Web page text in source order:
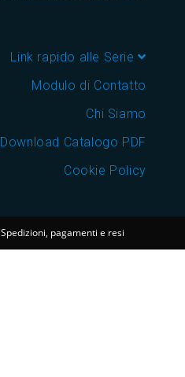
Link rapido alle Serie
Modulo di Contatto
Chi Siamo
Download Catalogo PDF
Cookie Policy
Spedizioni, pagamenti e resi